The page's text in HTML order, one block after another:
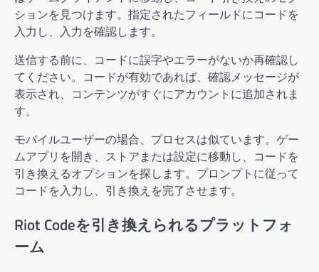
ションを見つけます。指定されたフィールドにコードを
入力し、入力を確認します。
送信する前に、コードに誤字やエラーがないか再確認し
てください。コードが有効であれば、確認メッセージが
表示され、コンテンツがすぐにアカウントに追加されま
す。
モバイルユーザーの場合、プロセスは似ています。ゲー
ムアプリを開き、ストアまたは設定に移動し、コードを
引き換えるオプションを探します。プロンプトに従って
コードを入力し、引き換えを完了させます。
Riot Codeを引き換えられるプラットフォ
ーム